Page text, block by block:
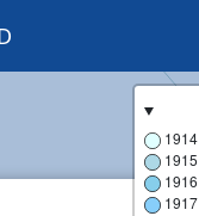
1914
1915
1916
1917